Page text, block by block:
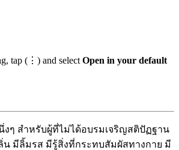
tap (⋮) and select Open in your default
งๆ สำหรับผู้ที่ไม่ได้อบรมเจริญสติปัฏฐาน
น มีลิ้มรส มีรู้สิ่งที่กระทบสัมผัสทางกาย มี